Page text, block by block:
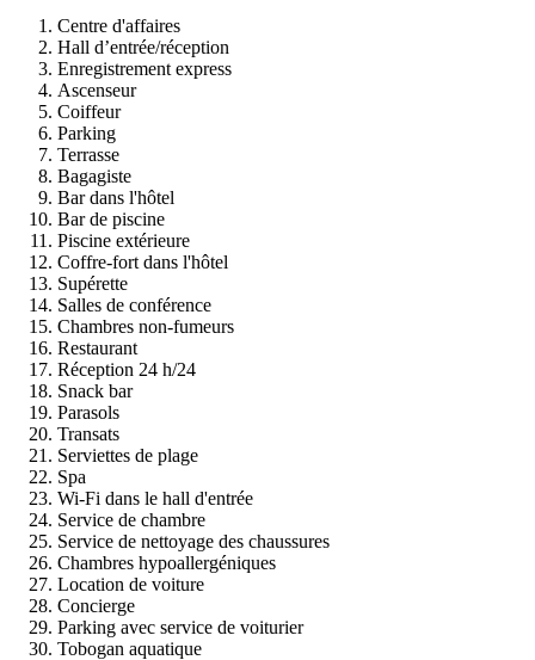
Centre d'affaires
Hall d’entrée/réception
Enregistrement express
Ascenseur
Coiffeur
Parking
Terrasse
Bagagiste
Bar dans l'hôtel
Bar de piscine
Piscine extérieure
Coffre-fort dans l'hôtel
Supérette
Salles de conférence
Chambres non-fumeurs
Restaurant
Réception 24 h/24
Snack bar
Parasols
Transats
Serviettes de plage
Spa
Wi-Fi dans le hall d'entrée
Service de chambre
Service de nettoyage des chaussures
Chambres hypoallergéniques
Location de voiture
Concierge
Parking avec service de voiturier
Tobogan aquatique